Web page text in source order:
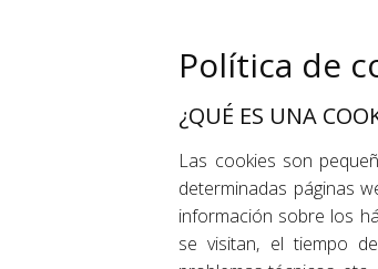
Política de
¿QUÉ ES UNA
Las cookies son
determinadas páginas
información sobre los
se visitan, el tiempo